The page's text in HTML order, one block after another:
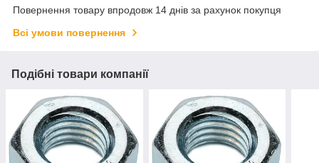
Повернення товару впродовж 14 днів за рахунок покупця
Всі умови повернення
Подібні товари компанії